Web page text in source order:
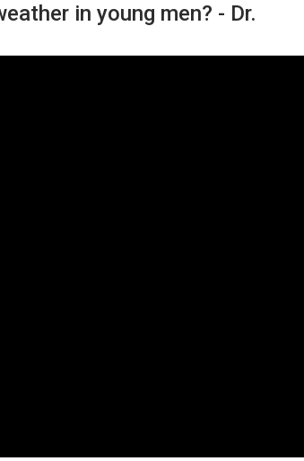
in young men? - Dr.